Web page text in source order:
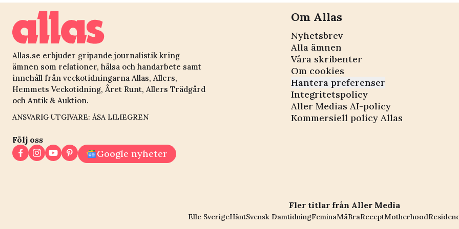
Allas.se erbjuder gripande journalistik kring
ämnen som relationer, hälsa och handarbete samt
innehåll från veckotidningarna Allas, Allers,
Hemmets Veckotidning, Året Runt, Allers Trädgård
och Antik & Auktion.
ANSVARIG UTGIVARE: ÅSA LILIEGREN
Följ oss
Google nyheter
Om Allas
Nyhetsbrev
Alla ämnen
Våra skribenter
Om cookies
Hantera preferenser
Integritetspolicy
Aller Medias AI-policy
Kommersiell policy Allas
Fler titlar från Aller Media
Elle SverigeHäntSvensk DamtidningFeminaMåBraReceptMotherhood